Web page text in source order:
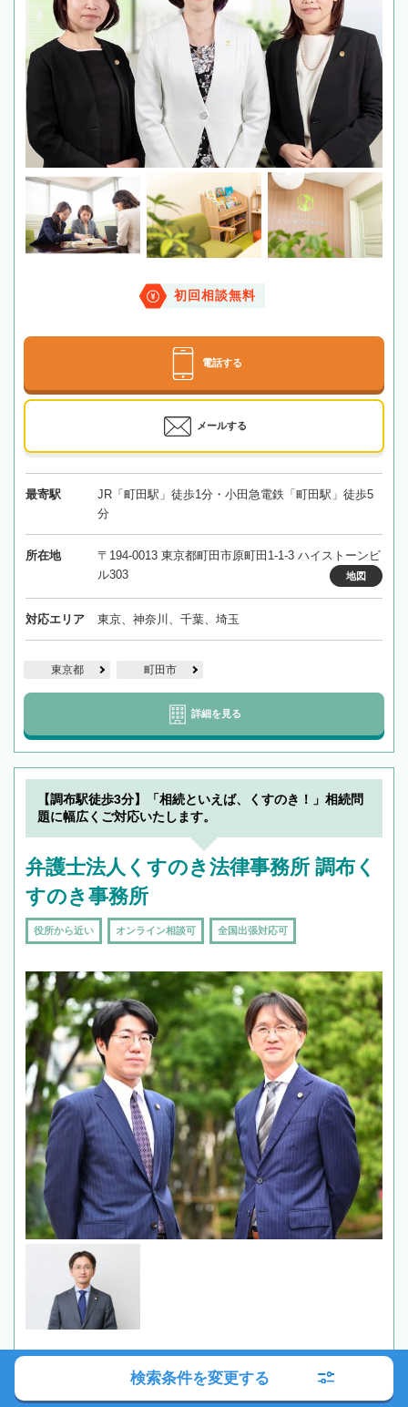
初回相談無料
電話する
メールする
最寄駅
JR「町田駅」徒歩1分・小田急電鉄「町田駅」徒歩5
分
所在地
〒194-0013 東京都町田市原町田1-1-3 ハイストーンビ
ル303
地図
対応エリア 東京、神奈川、千葉、埼玉
東京都 町田市
詳細を見る
【調布駅徒歩3分】「相続といえば、くすのき！」相続問
題に幅広くご対応いたします。
弁護士法人くすのき法律事務所 調布く
すのき事務所
役所から近い オンライン相談可 全国出張対応可
初回相談無料
検索条件を変更する